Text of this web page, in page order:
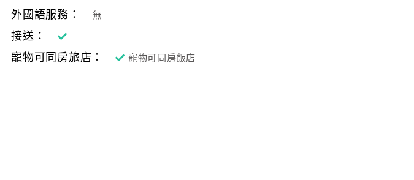
外國語服務： 無
接送：
寵物可同房旅店： 寵物可同房飯店